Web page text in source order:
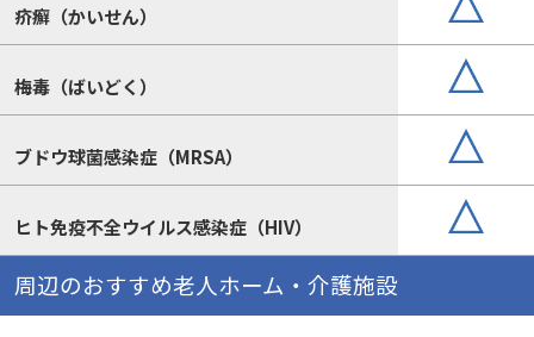
疥癬（かいせん）
梅毒（ばいどく）
ブドウ球菌感染症（MRSA）
ヒト免疫不全ウイルス感染症（HIV）
周辺のおすすめ老人ホーム・介護施設